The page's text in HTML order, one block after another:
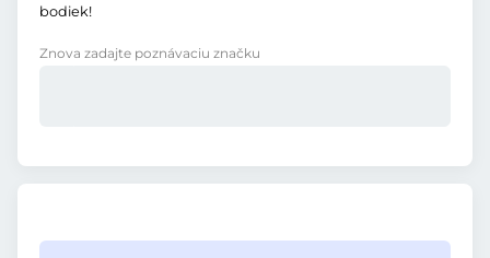
bodiek!
Znova zadajte poznávaciu značku